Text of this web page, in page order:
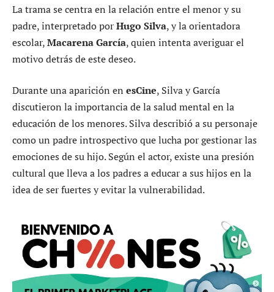
La trama se centra en la relación entre el menor y su
padre, interpretado porHugo Silva, y la orientadora
escolar,Macarena García, quien intenta averiguar el
motivo detrás de este deseo.
Durante una aparición en esCine, Silva y García
discutieron la importancia de la salud mental en la
educación de los menores. Silva describió a su personaje
como un padre introspectivo que lucha por gestionar las
emociones de su hijo. Según el actor, existe una presión
cultural que lleva a los padres a educar a sus hijos en la
idea de ser fuertes y evitar la vulnerabilidad.